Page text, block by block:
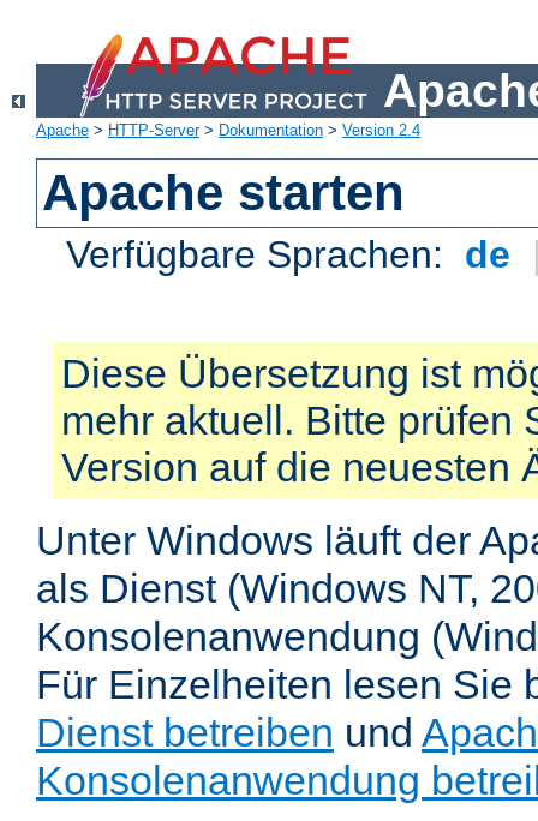
Apache > HTTP-Server> Dokumentation > Version 2.4
Apache starten
Verfügbare Sprachen: de
Diese Übersetzung ist
mehr aktuell. Bitte prüfen
Version auf die neuesten
Unter Windows läuft der
als Dienst (Windows NT,
Konsolenanwendung
Für Einzelheiten lesen Sie
Dienst betreiben und
Konsolenanwendung